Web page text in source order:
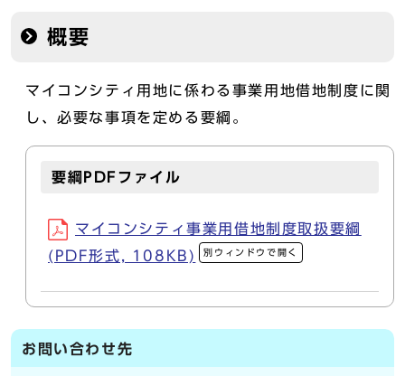
概要
マイコンシティ用地に係わる事業用地借地制度に関
し、必要な事項を定める要綱。
要綱PDFファイル
マイコンシティ事業用借地制度取扱要綱
(PDF形式, 108KB)
別ウィンドウで開く
お問い合わせ先